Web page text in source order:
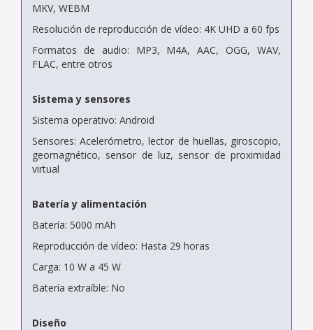
MKV, WEBM
Resolución de reproducción de vídeo: 4K UHD a 60 fps
Formatos de audio: MP3, M4A, AAC, OGG, WAV,
FLAC, entre otros
Sistema y sensores
Sistema operativo: Android
Sensores: Acelerómetro, lector de huellas, giroscopio,
geomagnético, sensor de luz, sensor de proximidad
virtual
Batería y alimentación
Batería: 5000 mAh
Reproducción de vídeo: Hasta 29 horas
Carga: 10 W a 45 W
Batería extraíble: No
Diseño